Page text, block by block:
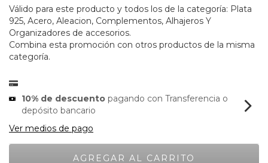
Válido para este producto y todos los de la categoría: Plata
925, Acero, Aleacion, Complementos, Alhajeros Y
Organizadores de accesorios.
Combina esta promoción con otros productos de la misma
categoría.
10% de descuento pagando con Transferencia o
depósito bancario
Ver medios de pago